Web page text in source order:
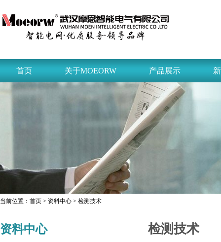
首页 关于MOEORW 产品展示
当前位置： 首页 > 资料中心 > 检测技术
资料中心 检测技术